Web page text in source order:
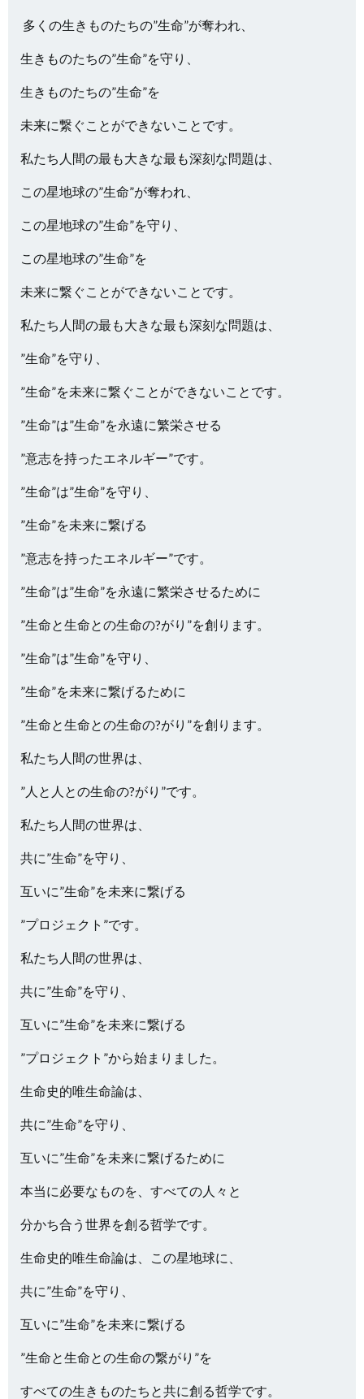
多くの生きものたちの”生命”が奪われ、
生きものたちの”生命”を守り、
生きものたちの”生命”を
未来に繋ぐことができないことです。
私たち人間の最も大きな最も深刻な問題は、
この星地球の”生命”が奪われ、
この星地球の”生命”を守り、
この星地球の”生命”を
未来に繋ぐことができないことです。
私たち人間の最も大きな最も深刻な問題は、
”生命”を守り、
”生命”を未来に繋ぐことができないことです。
”生命”は”生命”を永遠に繁栄させる
”意志を持ったエネルギー”です。
”生命”は”生命”を守り、
”生命”を未来に繋げる
”意志を持ったエネルギー”です。
”生命”は”生命”を永遠に繁栄させるために
”生命と生命との生命の?がり”を創ります。
”生命”は”生命”を守り、
”生命”を未来に繋げるために
”生命と生命との生命の?がり”を創ります。
私たち人間の世界は、
”人と人との生命の?がり”です。
私たち人間の世界は、
共に”生命”を守り、
互いに”生命”を未来に繋げる
”プロジェクト”です。
私たち人間の世界は、
共に”生命”を守り、
互いに”生命”を未来に繋げる
”プロジェクト”から始まりました。
生命史的唯生命論は、
共に”生命”を守り、
互いに”生命”を未来に繋げるために
本当に必要なものを、すべての人々と
分かち合う世界を創る哲学です。
生命史的唯生命論は、この星地球に、
共に”生命”を守り、
互いに”生命”を未来に繋げる
”生命と生命との生命の繋がり”を
すべての生きものたちと共に創る哲学です。